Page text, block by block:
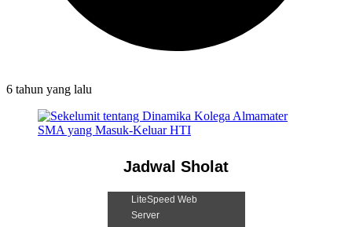
6 tahun yang lalu
Jadwal Sholat